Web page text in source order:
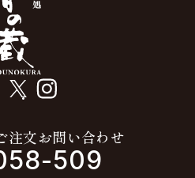
instagram
注文お問い合わせ
509